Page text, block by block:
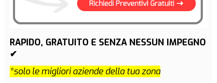
RAPIDO, GRATUITO E SENZA NESSUN IMPEGNO
✔
*solo le migliori aziende della tua zona